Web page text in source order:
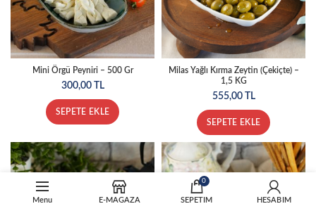
Mini Örgü Peyniri – 500 Gr
300,00 TL
SEPETE EKLE
Milas Yağlı Kırma Zeytin (Çekiçte) –
1,5 KG
555,00 TL
SEPETE EKLE
Menu E-MAĞAZA
0
SEPETİM HESABIM